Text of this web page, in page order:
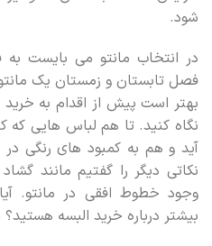
شود.
در انتخاب مانتو می بایست
فصل تابستان و زمستان یک مانتو
بهتر است پیش از اقدام به خرید
نگاه کنید. تا هم لباس هایی که
آید و هم به کمبود های رنگی
نکاتی دیگر را گفتیم مانند
وجود خطوط افقی در مانتو.
بیشتر درباره خرید البسه